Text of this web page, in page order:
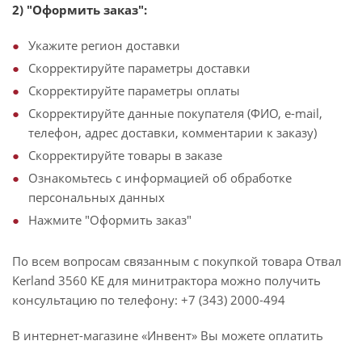
2) "Оформить заказ":
Укажите регион доставки
Скорректируйте параметры доставки
Скорректируйте параметры оплаты
Скорректируйте данные покупателя (ФИО, e-mail,
телефон, адрес доставки, комментарии к заказу)
Скорректируйте товары в заказе
Ознакомьтесь с информацией об обработке
персональных данных
Нажмите "Оформить заказ"
По всем вопросам связанным с покупкой товара Отвал
Kerland 3560 KE для минитрактора можно получить
консультацию по телефону: +7 (343) 2000-494
В интернет-магазине «Инвент» Вы можете оплатить